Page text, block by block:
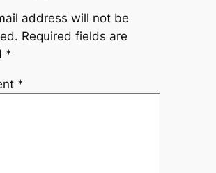
address will not be
Required fields are
*
*